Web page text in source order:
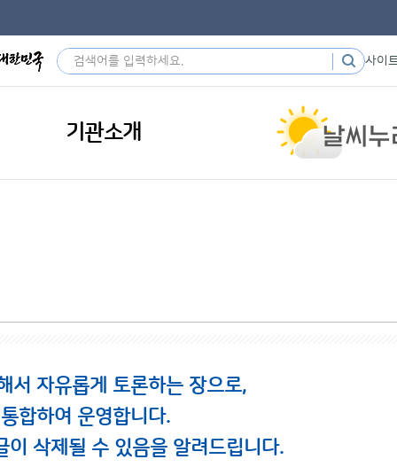
사이
기관소개
서 자유롭게 토론하는 장으로,
합하여 운영합니다.
삭제될 수 있음을 알려드립니다.